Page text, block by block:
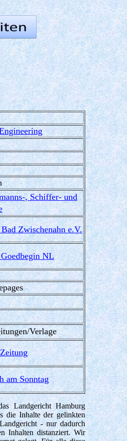
, Schiffer- und
Zwischenahn e.V.
NL
Verlage
am Sonntag
Landgericht Hamburg
die Inhalte der gelinkten
- nur dadurch
Inhalten distanziert. Wir